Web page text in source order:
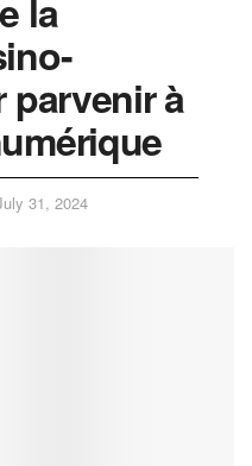
la
parvenir à
31, 2024